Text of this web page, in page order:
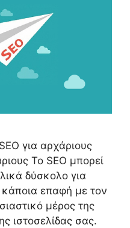
για αρχάριους
Το SEO μπορεί
δύσκολο για
επαφή με τον
μέρος της
ιστοσελίδας σας.